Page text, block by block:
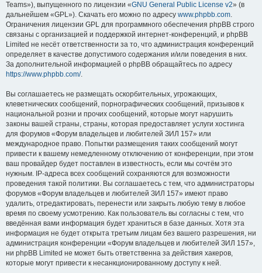
Teams»), выпущенного по лицензии «GNU General Public License v2» (в
дальнейшем «GPL»). Скачать его можно по адресу www.phpbb.com.
Ограничения лицензии GPL для программного обеспечения phpBB строго
связаны с организацией и поддержкой интернет-конференций, и phpBB
Limited не несёт ответственности за то, что администрация конференций
определяет в качестве допустимого содержания и/или поведения в них.
За дополнительной информацией о phpBB обращайтесь по адресу
https://www.phpbb.com/.
Вы соглашаетесь не размещать оскорбительных, угрожающих,
клеветнических сообщений, порнографических сообщений, призывов к
национальной розни и прочих сообщений, которые могут нарушить
законы вашей страны, страны, которая предоставляет услуги хостинга
для форумов «Форум владельцев и любителей ЗИЛ 157» или
международное право. Попытки размещения таких сообщений могут
привести к вашему немедленному отключению от конференции, при этом
ваш провайдер будет поставлен в известность, если мы сочтём это
нужным. IP-адреса всех сообщений сохраняются для возможности
проведения такой политики. Вы соглашаетесь с тем, что администраторы
форумов «Форум владельцев и любителей ЗИЛ 157» имеют право
удалить, отредактировать, перенести или закрыть любую тему в любое
время по своему усмотрению. Как пользователь вы согласны с тем, что
введённая вами информация будет храниться в базе данных. Хотя эта
информация не будет открыта третьим лицам без вашего разрешения, ни
администрация конференции «Форум владельцев и любителей ЗИЛ 157»,
ни phpBB Limited не может быть ответственна за действия хакеров,
которые могут привести к несанкционированному доступу к ней.